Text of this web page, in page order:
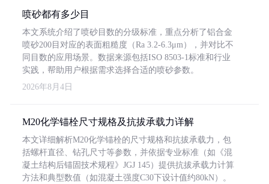
喷砂都有多少目
本文系统介绍了喷砂目数的分级标准，重点分析了铝合金
喷砂200目对应的表面粗糙度（Ra 3.2-6.3μm），并对比不
同目数的应用场景。数据来源包括ISO 8503-1标准和行业
实践，帮助用户根据需求选择合适的喷砂参数。
2026年8月4日
M20化学锚栓尺寸规格及抗拔承载力详解
本文详细解析M20化学锚栓的尺寸规格和抗拔承载力，包
括螺杆直径、钻孔尺寸等参数，并依据专业标准（如《混
凝土结构后锚固技术规程》JGJ 145）提供抗拔承载力计算
方法和典型数值（如混凝土强度C30下设计值约80kN）。